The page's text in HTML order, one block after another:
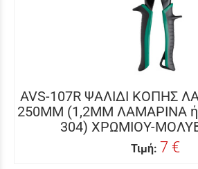
AVS-107R ΨΑΛΙΔΙ ΚΟΠΗΣ
250MM (1,2MM ΛΑΜΑΡΙΝΑ
304) ΧΡΩΜΙΟΥ-
Τιμή: 7 €